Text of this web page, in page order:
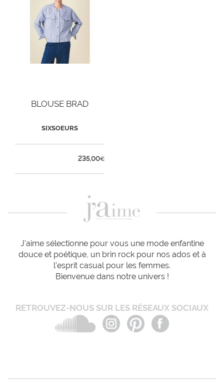
BLOUSE BRAD
SIXSOEURS
235,00€
J'aime sélectionne pour vous une mode enfantine
douce et poétique, un brin rock pour nos ados et à
l'esprit casual pour les femmes.
Bienvenue dans notre univers !
RETROUVEZ-NOUS SUR LES RÉSEAUX SOCIAUX